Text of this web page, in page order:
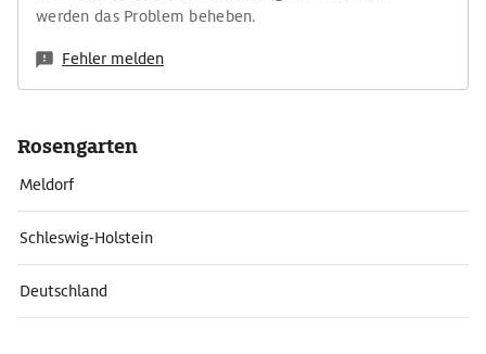
werden das Problem beheben.
Fehler melden
Rosengarten
Meldorf
Schleswig-Holstein
Deutschland